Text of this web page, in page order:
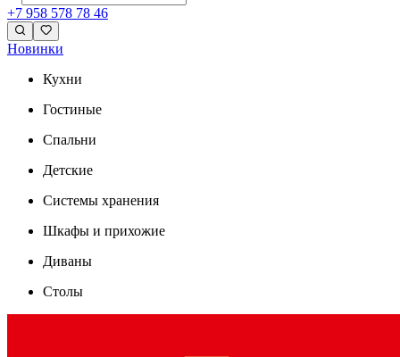
+7 958 578 78 46
Новинки
Кухни
Гостиные
Спальни
Детские
Системы хранения
Шкафы и прихожие
Диваны
Столы